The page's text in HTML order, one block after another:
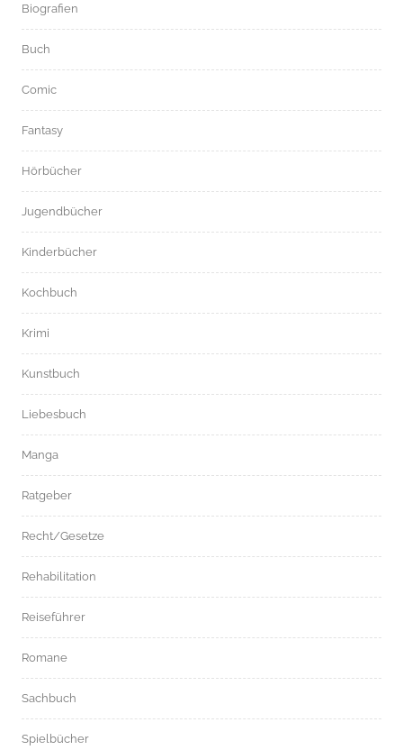
Biografien
Buch
Comic
Fantasy
Hörbücher
Jugendbücher
Kinderbücher
Kochbuch
Krimi
Kunstbuch
Liebesbuch
Manga
Ratgeber
Recht/Gesetze
Rehabilitation
Reiseführer
Romane
Sachbuch
Spielbücher